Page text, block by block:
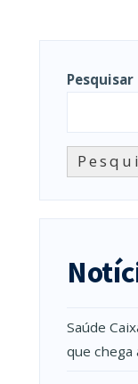
Pesquisar
Saúde
que chega